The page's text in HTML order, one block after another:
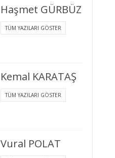
Haşmet GÜRBÜZ
TÜM YAZILARI GÖSTER
Kemal KARATAŞ
TÜM YAZILARI GÖSTER
Vural POLAT